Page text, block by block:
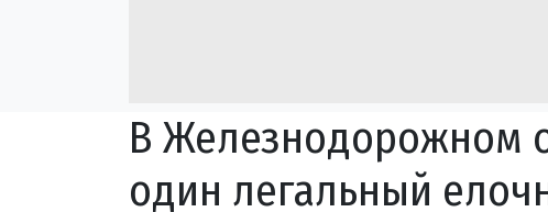
В Железнодорожном
один легальный